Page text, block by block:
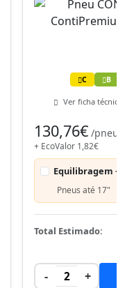
C B
Ver ficha técnica
130,76€ /pneu
+ EcoValor 1,82€
Equilibragem +
Pneus até 17"
Total Estimado:
- 2 +